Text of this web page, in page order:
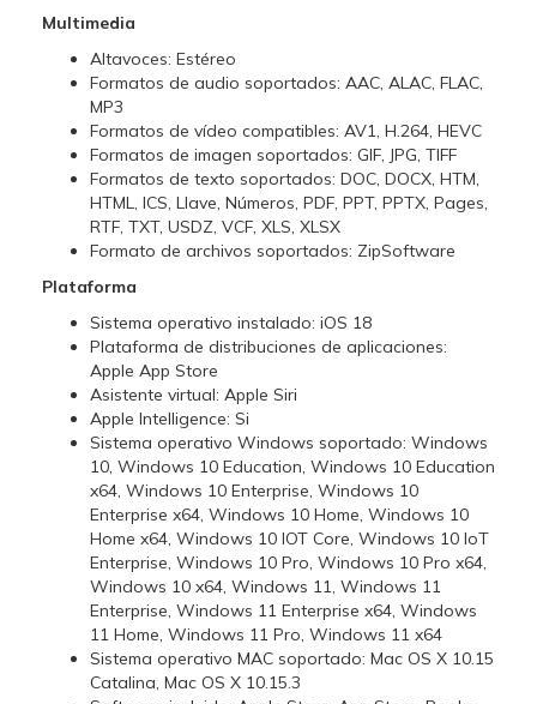
Multimedia
Altavoces: Estéreo
Formatos de audio soportados: AAC, ALAC, FLAC,
MP3
Formatos de vídeo compatibles: AV1, H.264, HEVC
Formatos de imagen soportados: GIF, JPG, TIFF
Formatos de texto soportados: DOC, DOCX, HTM,
HTML, ICS, Llave, Números, PDF, PPT, PPTX, Pages,
RTF, TXT, USDZ, VCF, XLS, XLSX
Formato de archivos soportados: ZipSoftware
Plataforma
Sistema operativo instalado: iOS 18
Plataforma de distribuciones de aplicaciones:
Apple App Store
Asistente virtual: Apple Siri
Apple Intelligence: Si
Sistema operativo Windows soportado: Windows
10, Windows 10 Education, Windows 10 Education
x64, Windows 10 Enterprise, Windows 10
Enterprise x64, Windows 10 Home, Windows 10
Home x64, Windows 10 IOT Core, Windows 10 IoT
Enterprise, Windows 10 Pro, Windows 10 Pro x64,
Windows 10 x64, Windows 11, Windows 11
Enterprise, Windows 11 Enterprise x64, Windows
11 Home, Windows 11 Pro, Windows 11 x64
Sistema operativo MAC soportado: Mac OS X 10.15
Catalina, Mac OS X 10.15.3